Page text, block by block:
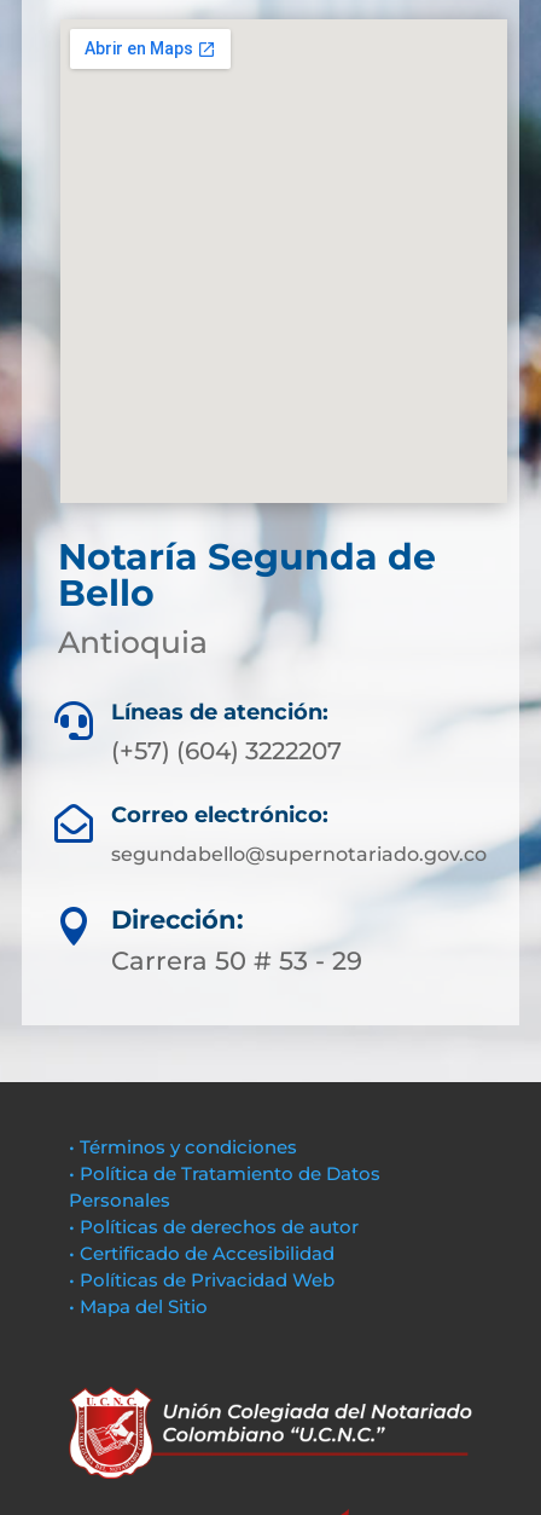
Notaría Segunda de
Bello
Antioquia
 Líneas de atención:
(+57) (604) 3222207
 Correo electrónico:
segundabello@supernotariado.gov.co

Dirección:
Carrera 50 # 53 - 29
• Términos y condiciones
• Política de Tratamiento de Datos
Personales
• Políticas de derechos de autor
• Certificado de Accesibilidad
• Políticas de Privacidad Web
• Mapa del Sitio